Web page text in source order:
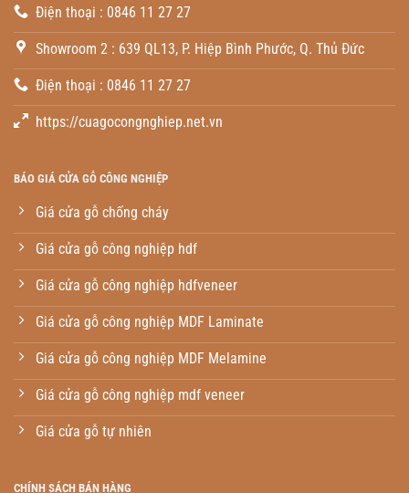
Điện thoại : 0846 11 27 27
Showroom 2 : 639 QL13, P. Hiệp Bình Phước, Q. Thủ Đức
Điện thoại : 0846 11 27 27
https://cuagocongnghiep.net.vn
BÁO GIÁ CỬA GỖ CÔNG NGHIỆP
Giá cửa gỗ chống cháy
Giá cửa gỗ công nghiệp hdf
Giá cửa gỗ công nghiệp hdfveneer
Giá cửa gỗ công nghiệp MDF Laminate
Giá cửa gỗ công nghiệp MDF Melamine
Giá cửa gỗ công nghiệp mdf veneer
Giá cửa gỗ tự nhiên
CHÍNH SÁCH BÁN HÀNG